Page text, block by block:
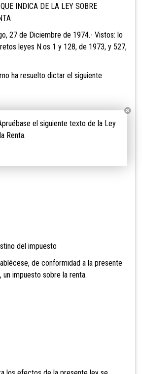
INDICA DE LA LEY SOBRE
27 de Diciembre de 1974.- Vistos: lo
leyes N.os 1 y 128, de 1973, y 527,
ha resuelto dictar el siguiente
el siguiente texto de la Ley
Renta.
del impuesto
de conformidad a la presente
un impuesto sobre la renta.